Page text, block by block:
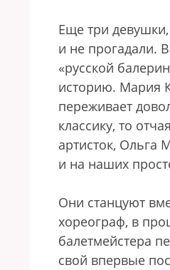
Еще три
и не прогадали.
«русской
историю. Мария
переживает
классику, то
артисток, Ольга
и на наших
Они станцуют
хореограф, в
балетмейстера
свой впервые